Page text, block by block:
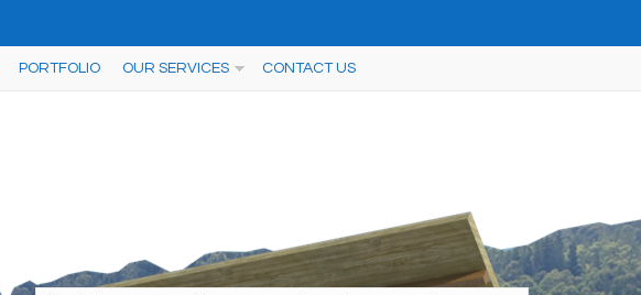
PORTFOLIO OUR SERVICES CONTACT US